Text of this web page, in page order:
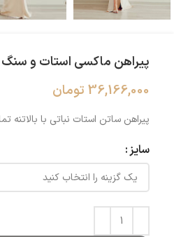
پیراهن ماکسی استات و سنگ
36,166,000 تومان
پیراهن ساتن استات نباتی با بالاتنه
سایز